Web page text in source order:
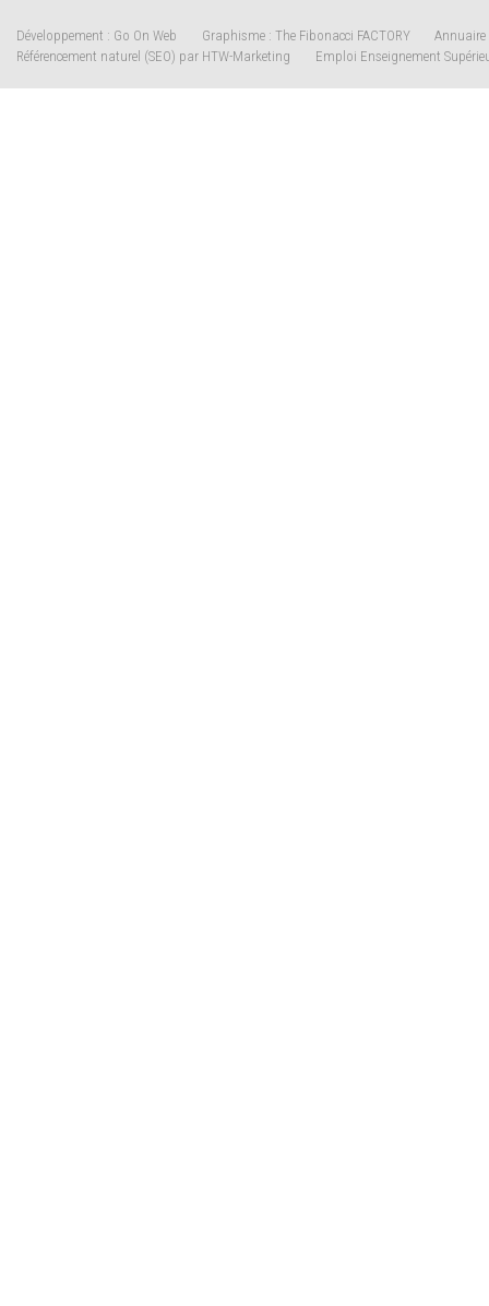
Développement : Go On Web Graphisme : The Fibonacci FACTORY
Annuaire
Référencement naturel (SEO) par HTW-Marketing
Emploi Enseignement